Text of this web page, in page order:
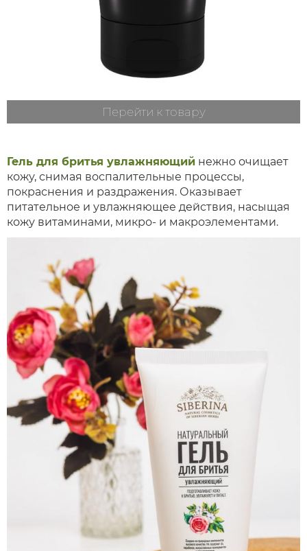
Перейти к товару
Гель для бритья увлажняющий нежно очищает
кожу, снимая воспалительные процессы,
покраснения и раздражения. Оказывает
питательное и увлажняющее действия, насыщая
кожу витаминами, микро- и макроэлементами.